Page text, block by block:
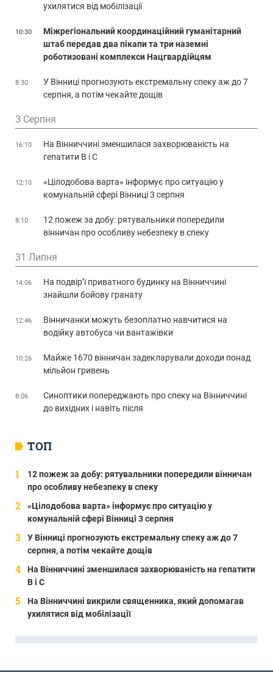
ТОП
12 пожеж за добу: рятувальники попередили вінничан
про особливу небезпеку в спеку
«Цілодобова варта» інформує про ситуацію у
комунальній сфері Вінниці 3 серпня
У Вінниці прогнозують екстремальну спеку аж до 7
серпня, а потім чекайте дощів
На Вінниччині зменшилася захворюваність на гепатити
В і С
На Вінниччині викрили священника, який допомагав
ухилятися від мобілізації
ухилятися від мобілізації
10:30
Міжрегіональний координаційний гуманітарний
штаб передав два пікапи та три наземні
роботизовані комплекси Нацгвардійцям
8:30
У Вінниці прогнозують екстремальну спеку аж до 7
серпня, а потім чекайте дощів
3 Серпня
16:10
На Вінниччині зменшилася захворюваність на
гепатити В і С
12:10
«Цілодобова варта» інформує про ситуацію у
комунальній сфері Вінниці 3 серпня
8:10
12 пожеж за добу: рятувальники попередили
вінничан про особливу небезпеку в спеку
31 Липня
14:06
На подвір’ї приватного будинку на Вінниччині
знайшли бойову гранату
12:46
Вінничанки можуть безоплатно навчитися на
водійку автобуса чи вантажівки
10:26
Майже 1670 вінничан задекларували доходи понад
мільйон гривень
8:06
Синоптики попереджають про спеку на Вінниччині
до вихідних і навіть після